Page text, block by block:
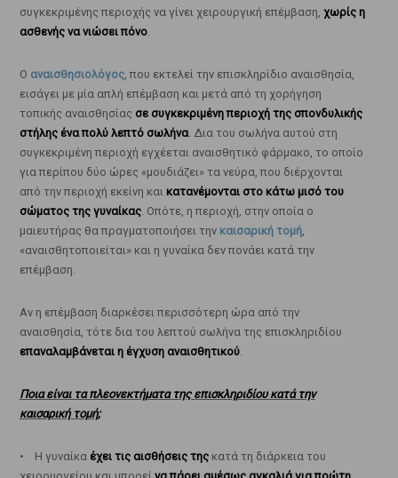
συγκεκριμένης περιοχής να γίνει χειρουργική επέμβαση, χωρίς η
ασθενής να νιώσει πόνο.
Ο αναισθησιολόγος, που εκτελεί την επισκληρίδιο αναισθησία,
εισάγει με μία απλή επέμβαση και μετά από τη χορήγηση
τοπικής αναισθησίας σε συγκεκριμένη περιοχή της σπονδυλικής
στήλης ένα πολύ λεπτό σωλήνα. Δια του σωλήνα αυτού στη
συγκεκριμένη περιοχή εγχέεται αναισθητικό φάρμακο, το οποίο
για περίπου δύο ώρες «μουδιάζει» τα νεύρα, που διέρχονται
από την περιοχή εκείνη και κατανέμονται στο κάτω μισό του
σώματος της γυναίκας. Οπότε, η περιοχή, στην οποία ο
μαιευτήρας θα πραγματοποιήσει τηνκαισαρική τομή,
«αναισθητοποιείται» και η γυναίκα δεν πονάει κατά την
επέμβαση.
Αν η επέμβαση διαρκέσει περισσότερη ώρα από την
αναισθησία, τότε δια του λεπτού σωλήνα της επισκληριδίου
επαναλαμβάνεται η έγχυση αναισθητικού.
Ποια είναι τα πλεονεκτήματα της επισκληριδίου κατά την
καισαρική τομή;
• Η γυναίκα έχει τις αισθήσεις τηςκατά τη διάρκεια του